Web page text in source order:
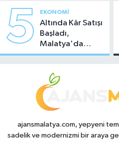
5 EKONOMI
Altında Kâr Satışı
Başladı,
Malatya'da
Makas Ne
ajansmalatya.com, yepyeni
sadelik ve modernizmi bir araya